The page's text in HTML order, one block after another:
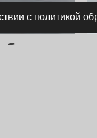
с политикой